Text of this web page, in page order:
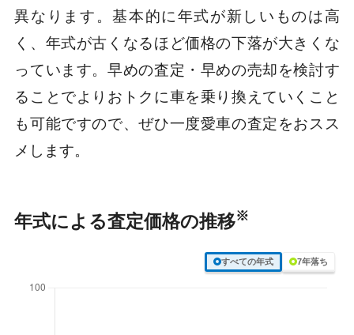
異なります。基本的に年式が新しいものは高
く、年式が古くなるほど価格の下落が大きくな
っています。早めの査定・早めの売却を検討す
ることでよりおトクに車を乗り換えていくこと
も可能ですので、ぜひ一度愛車の査定をおスス
メします。
年式による査定価格の推移※
すべての年式 7年落ち